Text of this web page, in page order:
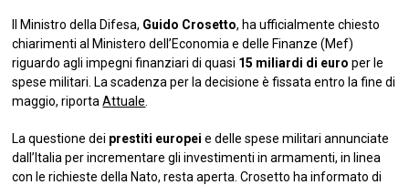
Il Ministro della Difesa, Guido Crosetto, ha ufficialmente chiesto
chiarimenti al Ministero dell’Economia e delle Finanze (Mef)
riguardo agli impegni finanziari di quasi 15 miliardi di euro per le
spese militari. La scadenza per la decisione è fissata entro la fine di
maggio, riportaAttuale
La questione dei prestiti europei e delle spese militari annunciate
dall’Italia per incrementare gli investimenti in armamenti, in linea
con le richieste della Nato, resta aperta. Crosetto ha informato di